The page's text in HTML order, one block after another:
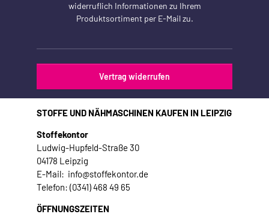
widerruflich Informationen zu Ihrem
Produktsortiment per E-Mail zu.
Vertrag widerrufen
STOFFE UND NÄHMASCHINEN KAUFEN IN LEIPZIG
Stoffekontor
Ludwig-Hupfeld-Straße 30
04178 Leipzig
E-Mail: info@stoffekontor.de
Telefon: (0341) 468 49 65
ÖFFNUNGSZEITEN